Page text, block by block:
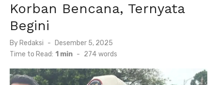
Korban Bencana, Ternyata
Begini
By Redaksi
Posted
on
Desember 5, 2025
Time to Read: 1 min - 274 words